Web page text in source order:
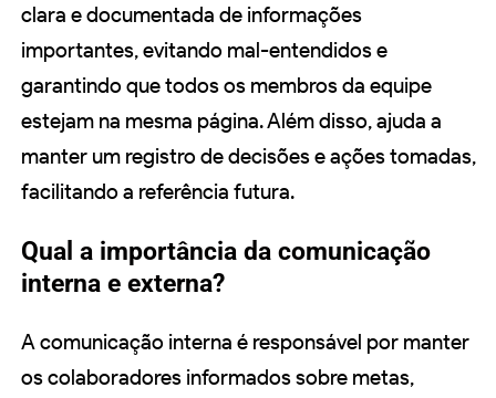
clara e documentada de informações
importantes, evitando mal-entendidos e
garantindo que todos os membros da equipe
estejam na mesma página. Além disso, ajuda a
manter um registro de decisões e ações tomadas,
facilitando a referência futura.
Qual a importância da comunicação
interna e externa?
A comunicação interna é responsável por manter
os colaboradores informados sobre metas,